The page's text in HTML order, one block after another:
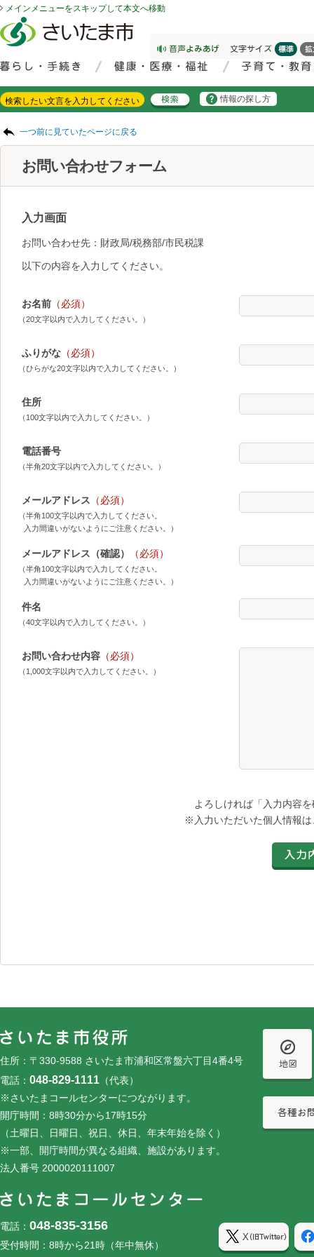
メインメニューをスキップして本文へ移動
情報の探し方
一つ前に見ていたページに戻る
お問い合わせフォーム
入力画面
お問い合わせ先：財政局/税務部/市民税課
以下の内容を入力してください。
お名前 （必須）
（20文字以内で入力してください。）
ふりがな （必須）
（ひらがな20文字以内で入力してください。）
住所
（100文字以内で入力してください。）
電話番号
（半角20文字以内で入力してください。）
メールアドレス （必須）
（半角100文字以内で入力してください。
入力間違いがないようにご注意ください。）
メールアドレス（確認） （必須）
（半角100文字以内で入力してください。
入力間違いがないようにご注意ください。）
件名
（40文字以内で入力してください。）
お問い合わせ内容 （必須）
（1,000文字以内で入力してください。）
よろしければ「入力内容
※入力いただいた個人情報
住所：〒330-9588 さいたま市浦和区常盤六丁目4番4号
電話： 048-829-1111 （代表）
※さいたまコールセンターにつながります。
開庁時間：8時30分から17時15分
（土曜日、日曜日、祝日、休日、年末年始を除く）
※一部、開庁時間が異なる組織、施設があります。
法人番号 2000020111007
電話： 048-835-3156
受付時間：8時から21時（年中無休）